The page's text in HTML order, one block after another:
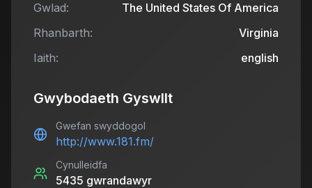
Gwlad:
The United States Of America
Rhanbarth:
Virginia
Iaith:
english
Gwybodaeth Gyswllt
Gwefan swyddogol
http://www.181.fm/
Cynulleidfa
5435 gwrandawyr